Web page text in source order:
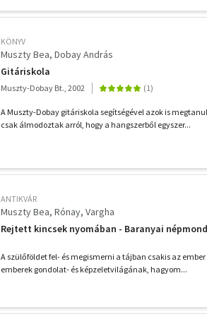
KÖNYV
Muszty Bea Dobay András
Gitáriskola
Muszty-Dobay Bt., 2002
A Muszty-Dobay gitáriskola segítségével azok is
csak álmodoztak arról, hogy a hangszerből egyszer...
ANTIKVÁR
Muszty Bea Rónay Vargha
Rejtett kincsek nyomában - Baranyai
A szülőföldet fel- és megismerni a tájban csakis az
emberek gondolat- és képzeletvilágának, hagyom...